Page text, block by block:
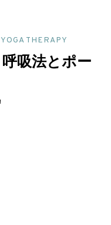
THERAPY
吸法とポー